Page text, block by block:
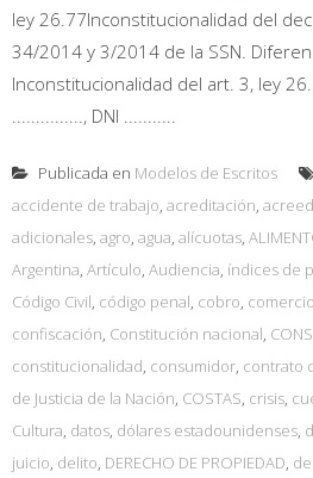
ley 26.77Inconstitucionalidad del
34/2014 y 3/2014 de la SSN.
Inconstitucionalidad del art. 3, ley
..............., DNI ...........
Publicada en Modelos de Escritos
accidente de trabajo, acreditación,
adicionales, agro, agua, alícuotas,
Argentina, Artículo, Audiencia, índices de
Código Civil, código penal, cobro, comercio
confiscación, Constitución nacional,
constitucionalidad, consumidor, contrato
de Justicia de la Nación, COSTAS, crisis,
Cultura, datos, dólares estadounidenses,
juicio, delito, DERECHO DE PROPIEDAD,